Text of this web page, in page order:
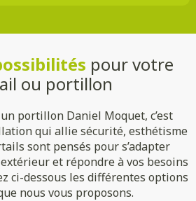
pour votre
ou portillon
portillon Daniel Moquet, c’est
qui allie sécurité, esthétisme
sont pensés pour s’adapter
et répondre à vos besoins
ci-dessous les différentes options
nous vous proposons.
304
DMC 305